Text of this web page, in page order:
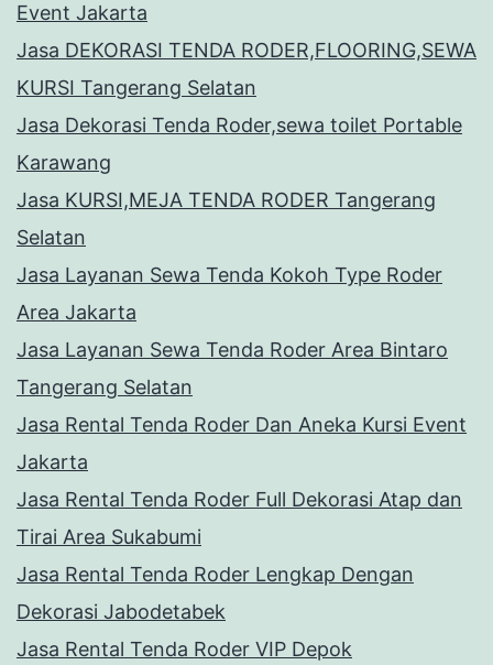
Event Jakarta
Jasa DEKORASI TENDA RODER,FLOORING,SEWA
KURSI Tangerang Selatan
Jasa Dekorasi Tenda Roder,sewa toilet Portable
Karawang
Jasa KURSI,MEJA TENDA RODER Tangerang
Selatan
Jasa Layanan Sewa Tenda Kokoh Type Roder
Area Jakarta
Jasa Layanan Sewa Tenda Roder Area Bintaro
Tangerang Selatan
Jasa Rental Tenda Roder Dan Aneka Kursi Event
Jakarta
Jasa Rental Tenda Roder Full Dekorasi Atap dan
Tirai Area Sukabumi
Jasa Rental Tenda Roder Lengkap Dengan
Dekorasi Jabodetabek
Jasa Rental Tenda Roder VIP Depok